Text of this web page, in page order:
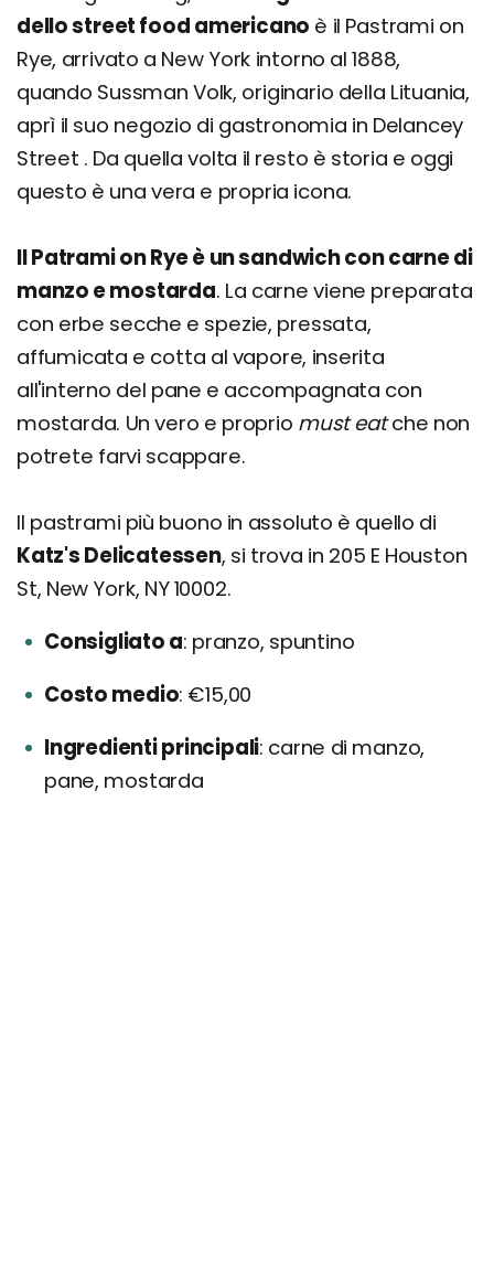
dello street food americano è il Pastrami on
Rye, arrivato a New York intorno al 1888,
quando Sussman Volk, originario della Lituania,
aprì il suo negozio di gastronomia in Delancey
Street . Da quella volta il resto è storia e oggi
questo è una vera e propria icona.
Il Patrami on Rye è un sandwich con carne di
manzo e mostarda. La carne viene preparata
con erbe secche e spezie, pressata,
affumicata e cotta al vapore, inserita
all'interno del pane e accompagnata con
mostarda. Un vero e proprio must eatche non
potrete farvi scappare.
Il pastrami più buono in assoluto è quello di
Katz's Delicatessen, si trova in 205 E Houston
St, New York, NY 10002.
Consigliato a pranzo, spuntino
Costo medio €15,00
Ingredienti principali carne di manzo,
pane, mostarda